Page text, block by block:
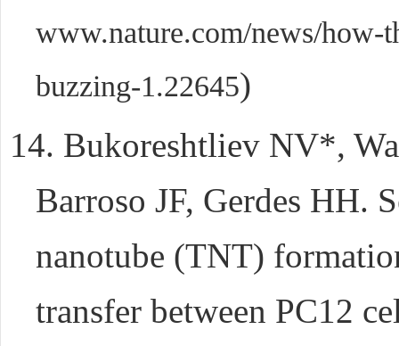
www.nature.com/news/how-
buzzing-1.22645)
14. Bukoreshtliev NV*,
Barroso JF, Gerdes HH.
nanotube (TNT)
transfer between PC12